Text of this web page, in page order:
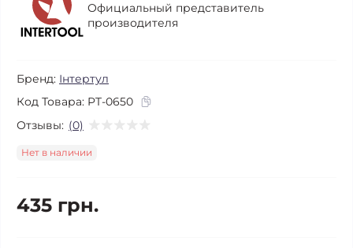
Официальный представитель
производителя
Бренд: Інтертул
Код Товара: PT-0650
Отзывы: (0)
Нет в наличии
435 грн.